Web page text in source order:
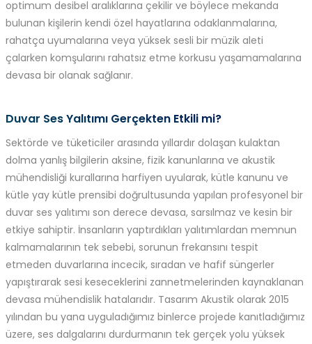
optimum desibel aralıklarına çekilir ve böylece mekanda
bulunan kişilerin kendi özel hayatlarına odaklanmalarına,
rahatça uyumalarına veya yüksek sesli bir müzik aleti
çalarken komşularını rahatsız etme korkusu yaşamamalarına
devasa bir olanak sağlanır.
Duvar Ses Yalıtımı Gerçekten Etkili mi?
Sektörde ve tüketiciler arasında yıllardır dolaşan kulaktan
dolma yanlış bilgilerin aksine, fizik kanunlarına ve akustik
mühendisliği kurallarına harfiyen uyularak, kütle kanunu ve
kütle yay kütle prensibi doğrultusunda yapılan profesyonel bir
duvar ses yalıtımı son derece devasa, sarsılmaz ve kesin bir
etkiye sahiptir. İnsanların yaptırdıkları yalıtımlardan memnun
kalmamalarının tek sebebi, sorunun frekansını tespit
etmeden duvarlarına incecik, sıradan ve hafif süngerler
yapıştırarak sesi keseceklerini zannetmelerinden kaynaklanan
devasa mühendislik hatalarıdır. Tasarım Akustik olarak 2015
yılından bu yana uyguladığımız binlerce projede kanıtladığımız
üzere, ses dalgalarını durdurmanın tek gerçek yolu yüksek